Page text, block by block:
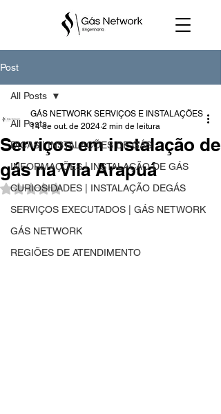
Post
All Posts
DICAS | INSTALAÇÕES DE GÁS
INFORMAÇÕES | INSTALAÇÃO DE GÁS
CURIOSIDADES | INSTALAÇÃO DEGÁS
SERVIÇOS EXECUTADOS | GÁS NETWORK
GÁS NETWORK
REGIÕES DE ATENDIMENTO
All Posts
Serviços em instalação de
gás na Vila Arapuá
GÁS NETWORK SERVIÇOS E INSTALAÇÕES
14 de out. de 2024 2 min de leitura
Avaliado com NaN de 5 estrelas.